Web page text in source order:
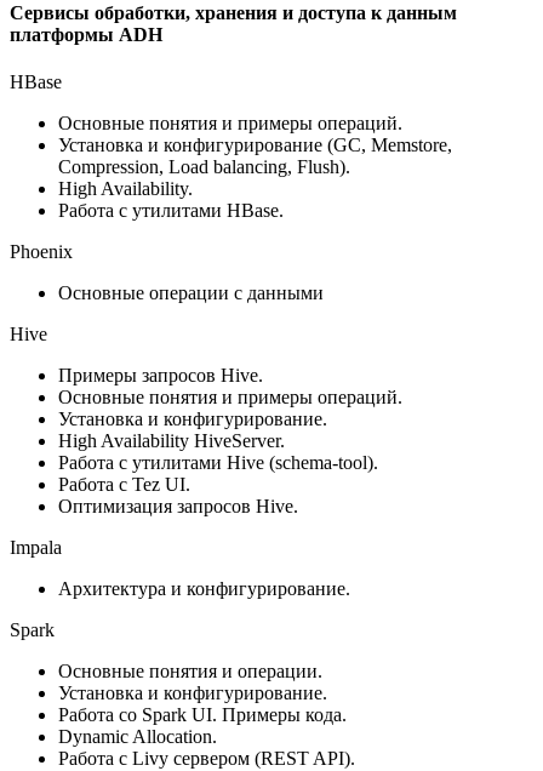
Сервисы обработки, хранения и доступа к данным
платформы ADH
HBase
Основные понятия и примеры операций.
Установка и конфигурирование (GC, Memstore,
Compression, Load balancing, Flush).
High Availability.
Работа с утилитами HBase.
Phoenix
Основные операции с данными
Hive
Примеры запросов Hive.
Основные понятия и примеры операций.
Установка и конфигурирование.
High Availability HiveServer.
Работа с утилитами Hive (schema-tool).
Работа с Tez UI.
Оптимизация запросов Hive.
Impala
Архитектура и конфигурирование.
Spark
Основные понятия и операции.
Установка и конфигурирование.
Работа со Spark UI. Примеры кода.
Dynamic Allocation.
Работа с Livy сервером (REST API).